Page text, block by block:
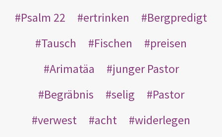
Psalm 22
ertrinken
Bergpredigt
Tausch
Fischen
preisen
Arimatäa
junger Pastor
Begräbnis
selig
Pastor
verwest
acht
widerlegen